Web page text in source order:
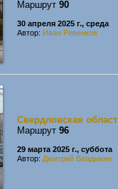
Маршрут 90
30 апреля 2025 г., среда
Автор: Иван Ревенков
Свердловская
Маршрут 96
29 марта 2025 г., суббота
Автор: Дмитрий Владыкин